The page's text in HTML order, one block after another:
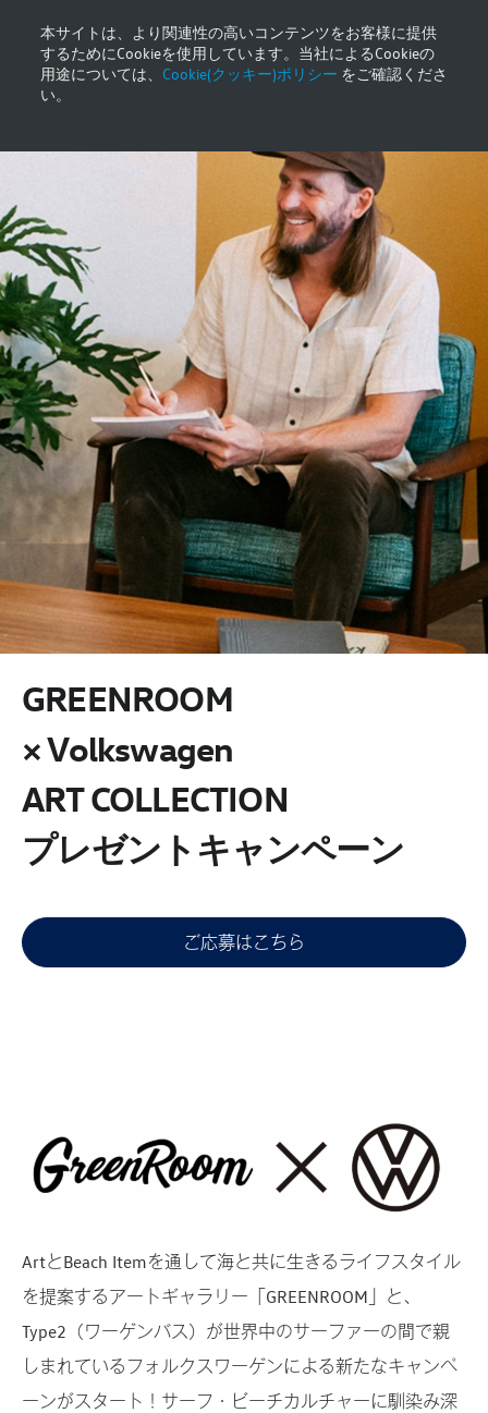
本サイトは、より関連性の高いコンテンツをお客様に提供
するためにCookieを使用しています。当社によるCookieの
用途については、 Cookie(クッキー)ポリシー をご確認くださ
い。
GREENROOM
× Volkswagen
ART COLLECTION
プレゼントキャンペーン
ご応募はこちら
ArtとBeach Itemを通して海と共に生きるライフスタイル
を提案するアートギャラリー「GREENROOM」と、
Type2（ワーゲンバス）が世界中のサーファーの間で親
しまれているフォルクスワーゲンによる新たなキャンペ
ーンがスタート！サーフ・ビーチカルチャーに馴染み深